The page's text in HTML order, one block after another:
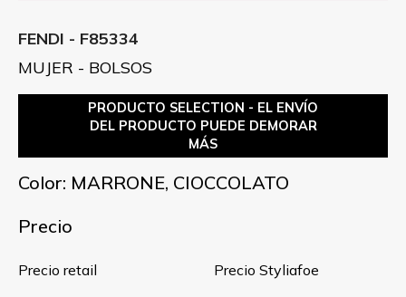
FENDI - F85334
MUJER - BOLSOS
PRODUCTO SELECTION - EL ENVÍO
DEL PRODUCTO PUEDE DEMORAR
MÁS
Color: MARRONE, CIOCCOLATO
Precio
Precio retail Precio Styliafoe